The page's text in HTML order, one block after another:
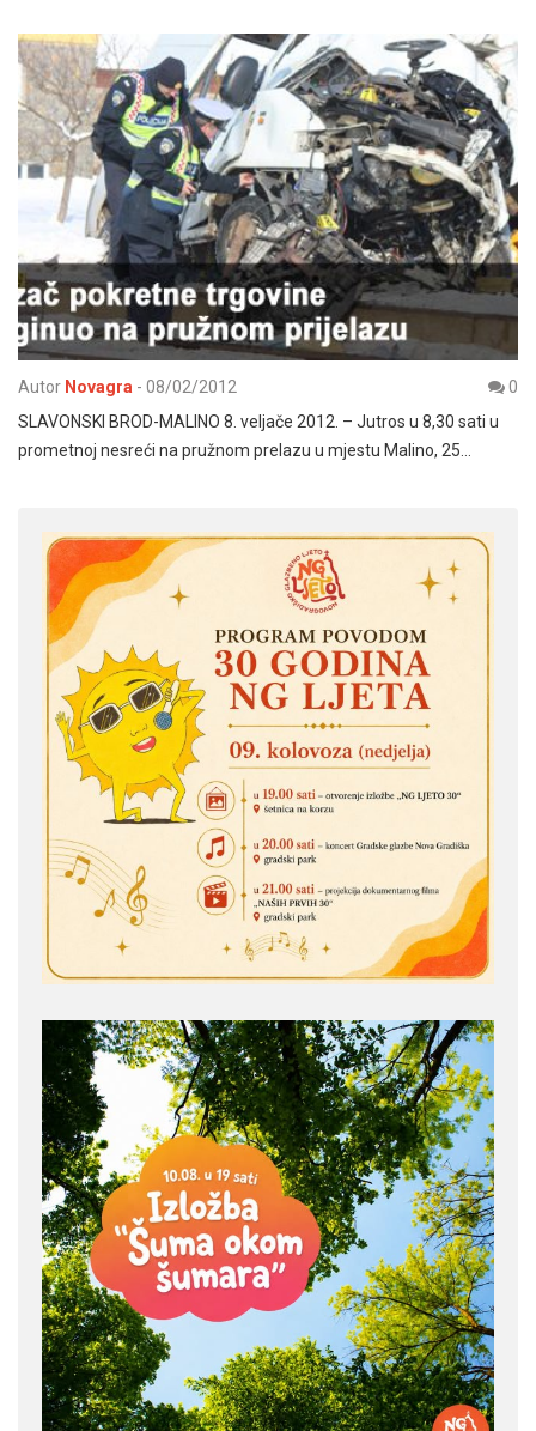
Autor Novagra - 08/02/2012
0
SLAVONSKI BROD-MALINO 8. veljače 2012. – Jutros u 8,30 sati u
prometnoj nesreći na pružnom prelazu u mjestu Malino, 25…